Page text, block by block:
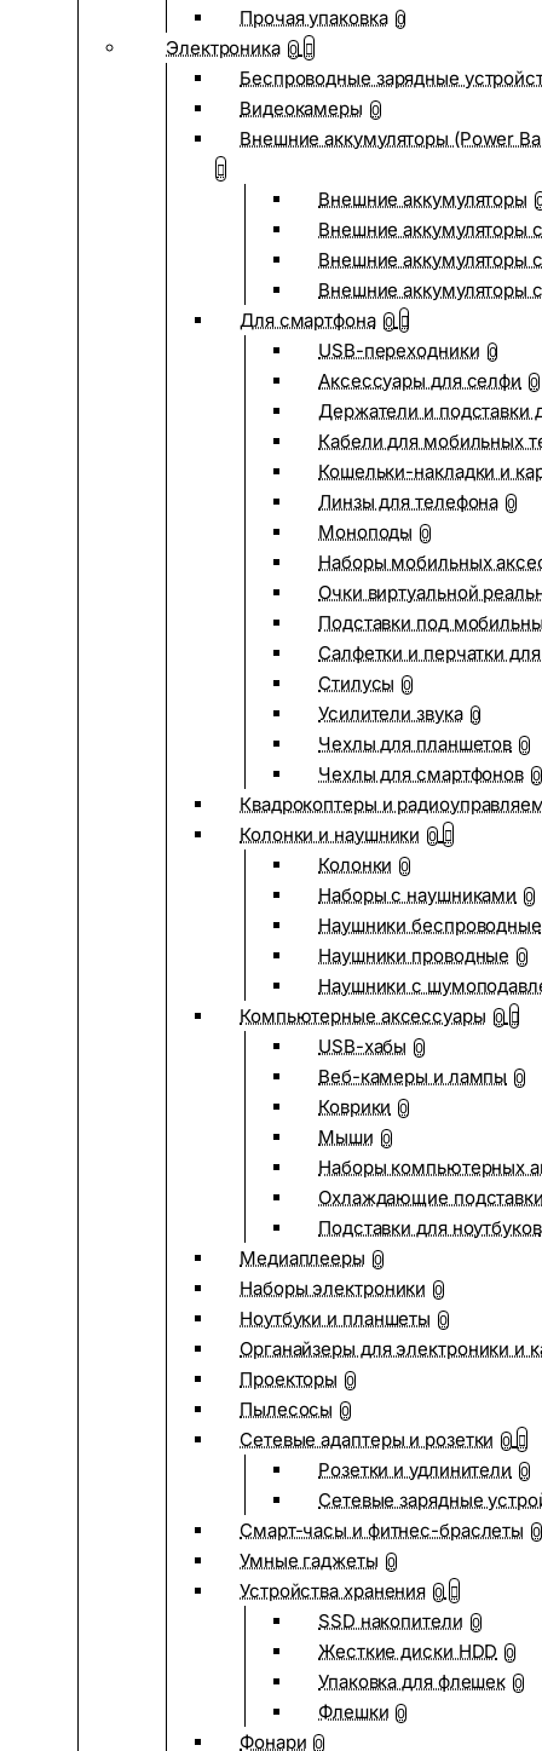
Прочая упаковка 0
Электроника 0
Беспроводные зарядные
Видеокамеры 0
Внешние аккумуляторы (Power
Внешние аккумуляторы
Внешние аккумуляторы
Внешние аккумуляторы
Внешние аккумуляторы
Для смартфона 0
USB-переходники 0
Аксессуары для селфи 0
Держатели и подставки
Кабели для мобильных
Кошельки-накладки и
Линзы для телефона 0
Моноподы 0
Наборы мобильных
Очки виртуальной
Подставки под
Салфетки и перчатки
Стилусы 0
Усилители звука 0
Чехлы для планшетов 0
Чехлы для смартфонов 0
Квадрокоптеры и
Колонки и наушники 0
Колонки 0
Наборы с наушниками 0
Наушники беспроводные
Наушники проводные 0
Наушники с
Компьютерные аксессуары 0
USB-хабы 0
Веб-камеры и лампы 0
Коврики 0
Мыши 0
Наборы компьютерных
Охлаждающие
Подставки для ноутбуков
Медиаплееры 0
Наборы электроники 0
Ноутбуки и планшеты 0
Органайзеры для электроники и
Проекторы 0
Пылесосы 0
Сетевые адаптеры и розетки 0
Розетки и удлинители 0
Сетевые зарядные
Смарт-часы и фитнес-браслеты 0
Умные гаджеты 0
Устройства хранения 0
SSD накопители 0
Жесткие диски HDD 0
Упаковка для флешек 0
Флешки 0
Фонари 0